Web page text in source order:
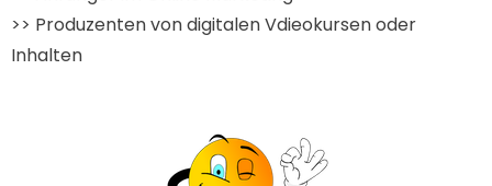
>> Produzenten von digitalen Vdieokursen oder
Inhalten